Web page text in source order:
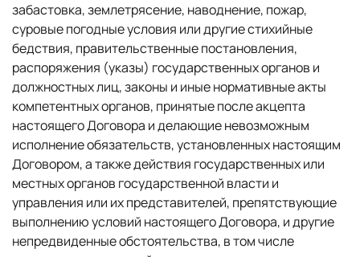
забастовка, землетрясение, наводнение, пожар,
суровые погодные условия или другие стихийные
бедствия, правительственные постановления,
распоряжения (указы) государственных органов и
должностных лиц, законы и иные нормативные акты
компетентных органов, принятые после акцепта
настоящего Договора и делающие невозможным
исполнение обязательств, установленных настоящим
Договором, а также действия государственных или
местных органов государственной власти и
управления или их представителей, препятствующие
выполнению условий настоящего Договора, и другие
непредвиденные обстоятельства, в том числе